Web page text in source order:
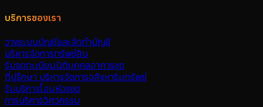
บริการของเรา
วางระบบบัญชีและจัดทำบัญชี
บริหารจัดการทรัพย์สิน
รับจดทะเบียนนิติบุคคลอาคารชุด
ที่ปรึกษา บริหารจัดการอสังหาริมทรัพย์
รับบริการโอนห้องชุด
การบริการวิศวกรรม